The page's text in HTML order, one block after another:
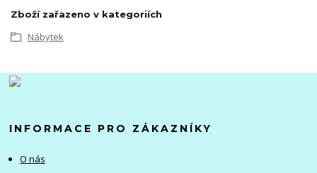
Zboží zařazeno v kategoriích
Nábytek
INFORMACE PRO ZÁKAZNÍKY
O nás